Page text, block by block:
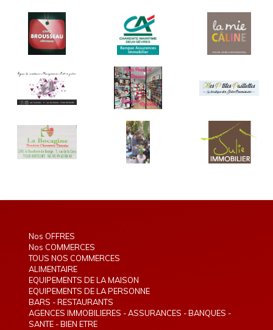
Nos OFFRES
Nos COMMERCES
TOUS NOS COMMERCES
ALIMENTAIRE
EQUIPEMENTS DE LA MAISON
EQUIPEMENTS DE LA PERSONNE
BARS - RESTAURANTS
AGENCES IMMOBILIERES - ASSURANCES - BANQUES -
TELEPHONIE - INTERIM
SANTE - BIEN ETRE